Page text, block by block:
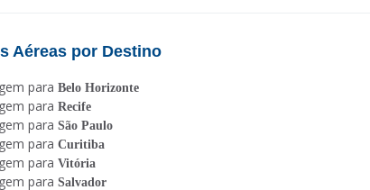
Aéreas por Destino
para Belo Horizonte
para Recife
para São Paulo
para Curitiba
para Vitória
para Salvador